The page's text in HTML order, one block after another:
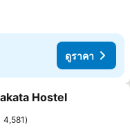
ดูราคา
ายการโปรด
Hostel
4,581